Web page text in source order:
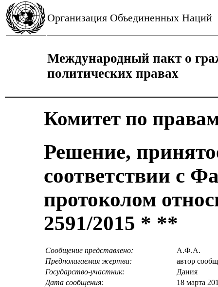
Организация Объединенных Наций
Международный пакт о
политических правах
Комитет по
Решение,
соответствии с
протоколом
2591/2015 * **
Сообщение представлено:
A.Ф.A.
Предполагаемая жертва:
автор
Государство-участник:
Дания
Дата сообщения:
18 марта